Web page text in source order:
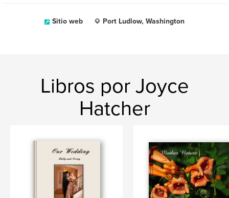
Sitio web Port Ludlow, Washington
Libros por Joyce
Hatcher